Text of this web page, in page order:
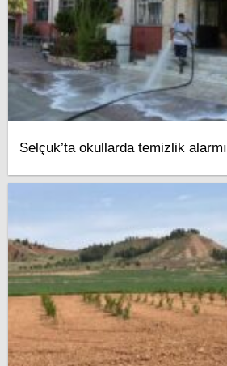
Selçuk’ta okullarda temizlik alarmı